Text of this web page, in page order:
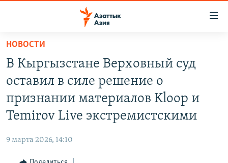
Вернуться
основному
содержанию
главной
Вернутся
КАЗАХСТАН
УЗБЕКИСТАН
НОВОСТИ
НА ДРУГИХ ЯЗЫКАХ
КЫРГЫЗЧА
ПОДПИШИТЕСЬ НА НАС В СОЦСЕТЯХ
НОВОСТИ
В Кыргызстане Верховный суд
оставил в силе решение о
признании материалов Kloop и
Temirov Live экстремистскими
9 марта 2026, 14:10